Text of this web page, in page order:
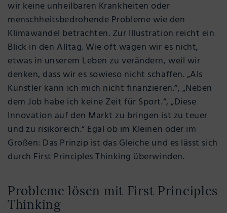
wir keine unheilbaren Krankheiten oder
menschheitsbedrohende Probleme wie den
Klimawandel betrachten. Zur Illustration reicht ein
Blick in den Alltag. Wie oft wagen wir es nicht,
etwas in unserem Leben zu verändern, weil wir
denken, dass wir es sowieso nicht schaffen. „Als
Künstler kann ich mich nicht finanzieren.“, „Neben
dem Job habe ich keine Zeit für Sport.“, „Diese
Innovation auf den Markt zu bringen ist zu teuer
und zu risikoreich.“ Egal ob im Kleinen oder im
Großen: Das Prinzip ist das Gleiche und es lässt sich
durch First Principles Thinking überwinden.
Probleme lösen mit First Principles
Thinking